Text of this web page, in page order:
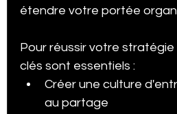
étendre votre portée
Pour réussir votre
clés sont essentiels :
Créer une culture
au partage